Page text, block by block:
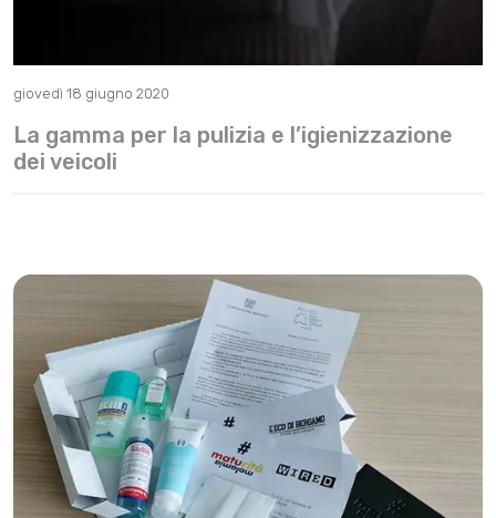
giovedì 18 giugno 2020
La gamma per la pulizia e l’igienizzazione
dei veicoli